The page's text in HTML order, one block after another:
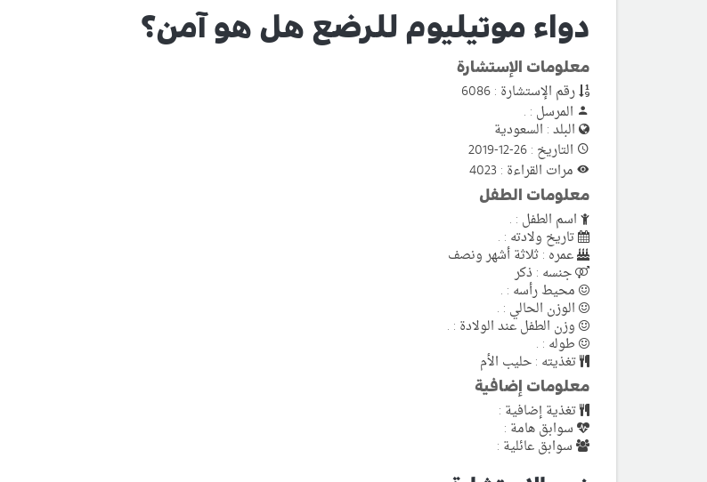
دواء موتيليوم للرضع هل هو آمن؟
معلومات الإستشارة
رقم الإستشارة : 6086
المرسل : .
البلد : السعودية
التاريخ : 26-12-2019
مرات القراءة : 4023
معلومات الطفل
اسم الطفل : .
تاريخ ولادته : .
عمره : ثلاثة أشهر ونصف
جنسه : ذكر
محيط رأسه : .
الوزن الحالي : .
وزن الطفل عند الولادة : .
طوله : .
تغذيته : حليب الأم
معلومات إضافية
تغذية إضافية :
سوابق هامة :
سوابق عائلية :